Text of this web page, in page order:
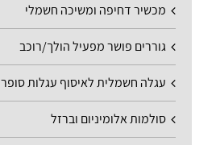
מכשיר דחיפה ומשיכה חשמלי
גוררים פושר מפעיל הולך/רוכב
עגלה חשמלית לאיסוף עגלות סופר
סולמות אלומיניום וברזל